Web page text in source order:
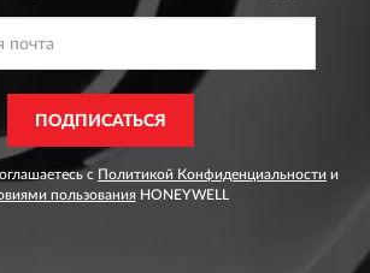
ПОДПИСАТЬСЯ
с Политикой Конфиденциальности и
пользованияHONEYWELL